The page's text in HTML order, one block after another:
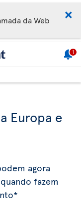
da Web
1
Europa e
agora
fazem